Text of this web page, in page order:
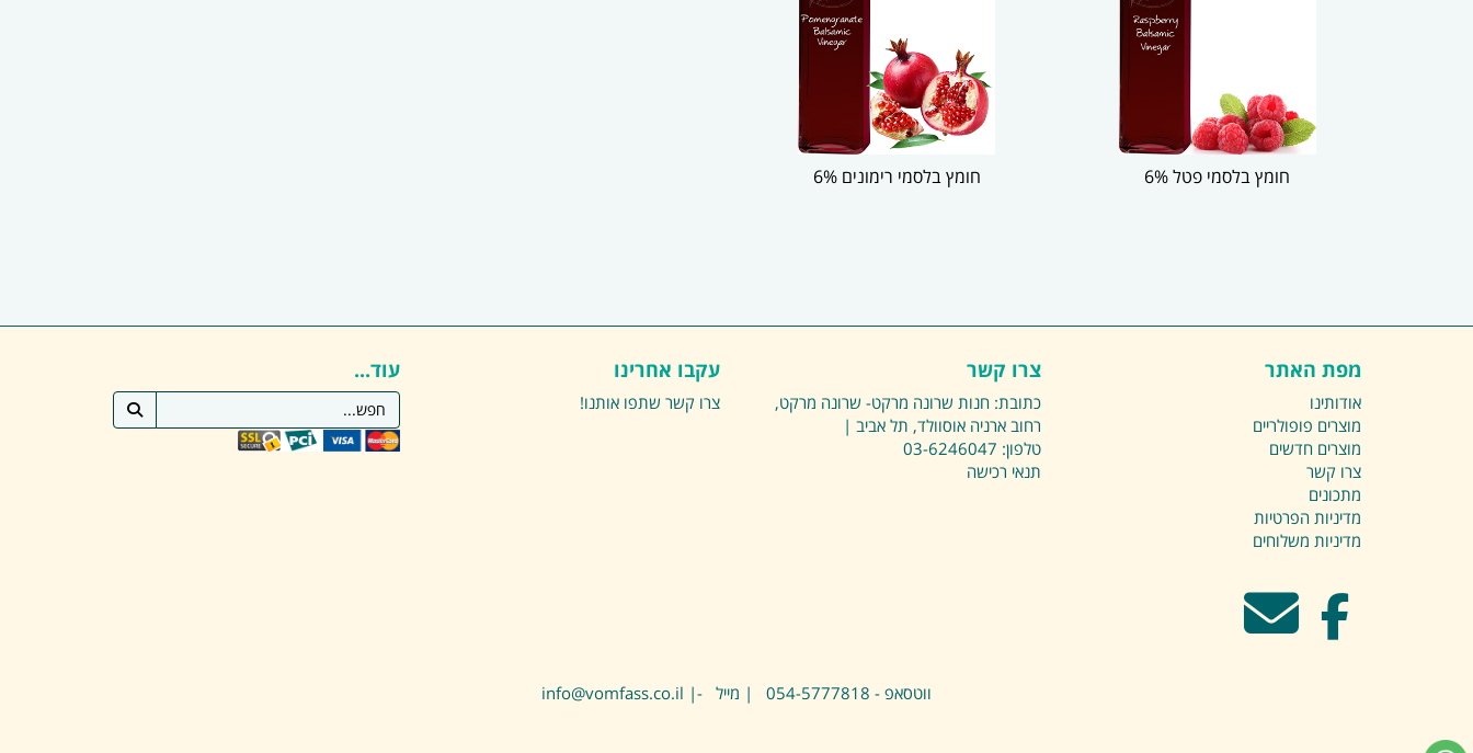
חומץ בלסמי פטל 6% חומץ בלסמי רימונים 6%
מפת האתר
אודותינו
מוצרים פופולריים
מוצרים חדשים
צרו קשר
מתכונים
מדיניות הפרטיות
מדיניות משלוחים
צרו קשר
כתובת: חנות שרונה מרקט- שרונה מרקט,
רחוב ארניה אוסוולד, תל אביב |
טלפון: 03-6246047
תנאי רכישה
עקבו אחרינו
צרו קשר שתפו אותנו!
עוד...
ווטסאפ - 054-5777818 | מייל -| info@vomfass.co.il